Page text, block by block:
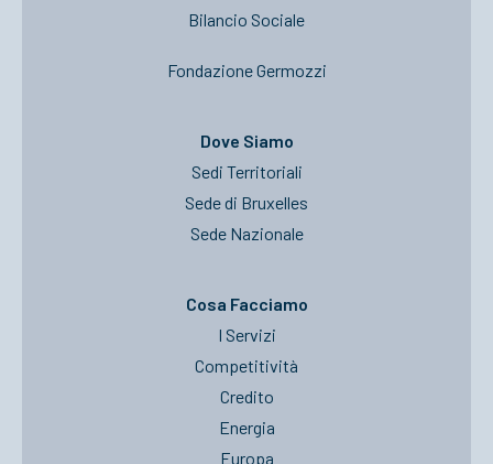
Bilancio Sociale
Fondazione Germozzi
Dove Siamo
Sedi Territoriali
Sede di Bruxelles
Sede Nazionale
Cosa Facciamo
I Servizi
Competitività
Credito
Energia
Europa